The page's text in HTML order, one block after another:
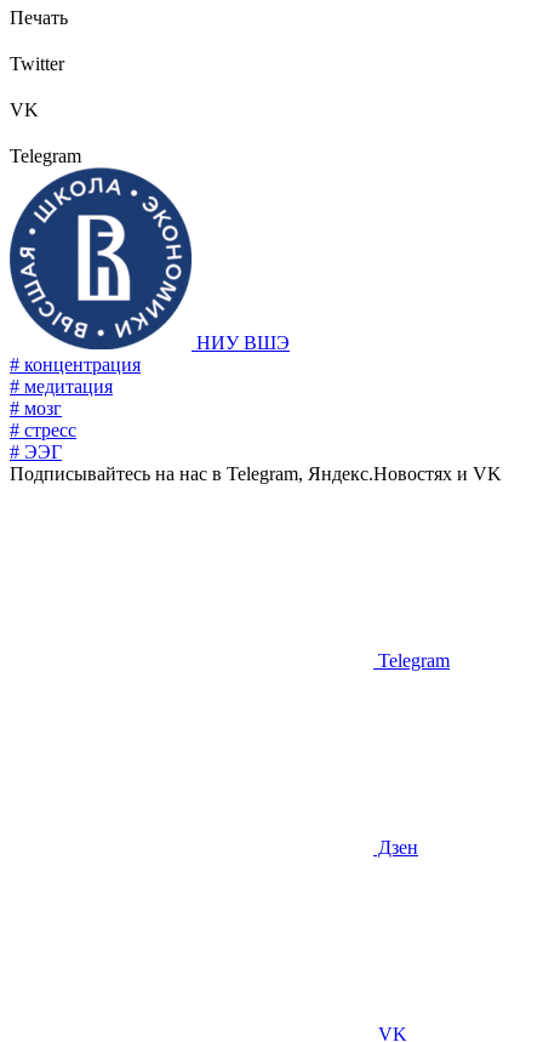
Печать
Twitter
VK
Telegram
НИУ ВШЭ
# концентрация
# медитация
# мозг
# стресс
# ЭЭГ
Подписывайтесь на нас в Telegram, Яндекс.Новостях и VK
Telegram
Дзен
VK